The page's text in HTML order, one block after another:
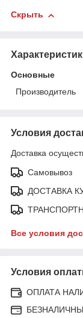
Скрыть
Основные
Производитель
Условия
Доставка
Самовывоз
ДОСТАВКА
Все условия
Условия
ОПЛАТА